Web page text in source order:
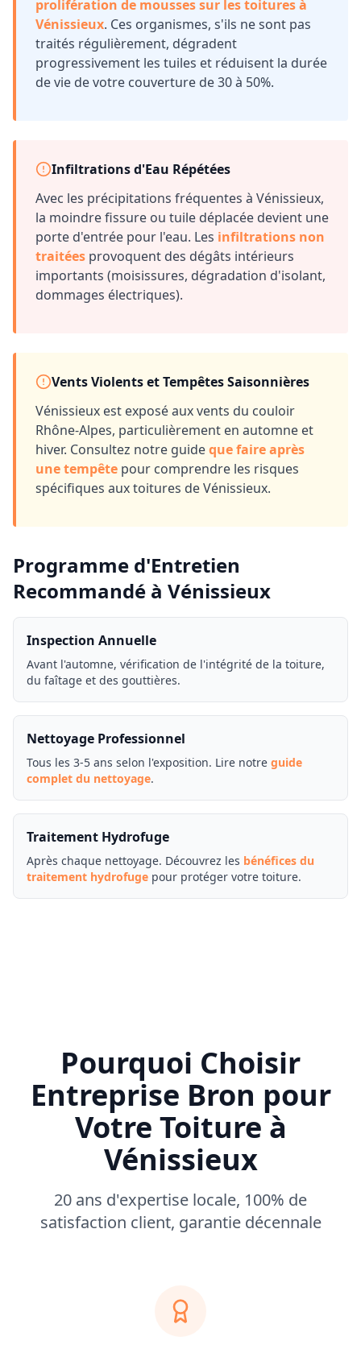
prolifération de mousses sur les toitures à
Vénissieux. Ces organismes, s'ils ne sont pas
traités régulièrement, dégradent
progressivement les tuiles et réduisent la durée
de vie de votre couverture de 30 à 50%.
Infiltrations d'Eau Répétées
Avec les précipitations fréquentes à Vénissieux,
la moindre fissure ou tuile déplacée devient une
porte d'entrée pour l'eau. Les infiltrations non
traitées provoquent des dégâts intérieurs
importants (moisissures, dégradation d'isolant,
dommages électriques).
Vents Violents et Tempêtes Saisonnières
Vénissieux est exposé aux vents du couloir
Rhône-Alpes, particulièrement en automne et
hiver. Consultez notre guideque faire après
une tempête pour comprendre les risques
spécifiques aux toitures deVénissieux.
Programme d'Entretien
Recommandé à Vénissieux
Inspection Annuelle
Avant l'automne, vérification de l'intégrité de la toiture,
du faîtage et des gouttières.
Nettoyage Professionnel
Tous les 3-5 ans selon l'exposition. Lire notre guide
complet du nettoyage.
Traitement Hydrofuge
Après chaque nettoyage. Découvrez les bénéfices du
traitement hydrofuge pour protéger votre toiture.
Pourquoi Choisir
Entreprise Bron pour
Votre Toiture à
Vénissieux
20 ans d'expertise locale, 100% de
satisfaction client, garantie décennale